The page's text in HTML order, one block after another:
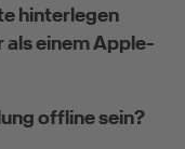
hinterlegen
einem Apple-
offline sein?